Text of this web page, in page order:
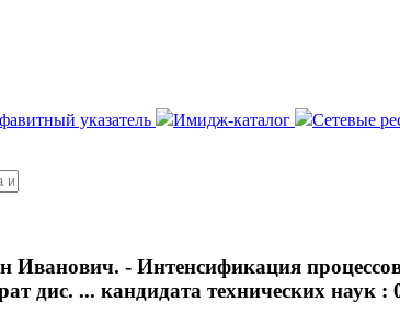
указатель Имидж-каталог
Сетевые
Иванович. - Интенсификация
дис. ... кандидата технических